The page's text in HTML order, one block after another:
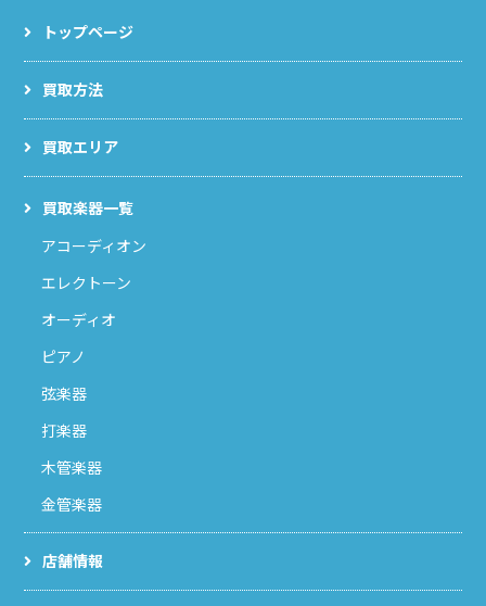
トップページ
買取方法
買取エリア
買取楽器一覧
アコーディオン
エレクトーン
オーディオ
ピアノ
弦楽器
打楽器
木管楽器
金管楽器
店舗情報